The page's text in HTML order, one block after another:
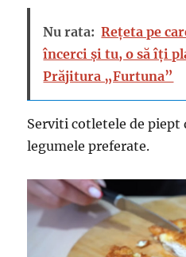
Nu rata: Rețeta pe
încerci și tu, o să îți
Prăjitura „Furtuna”
Serviti cotletele de piept
legumele preferate.